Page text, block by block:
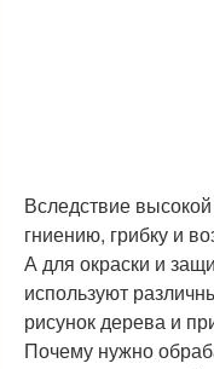
Вследствие
гниению, грибку и
А для окраски и
используют
рисунок дерева и
Почему нужно